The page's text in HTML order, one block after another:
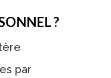
?
par